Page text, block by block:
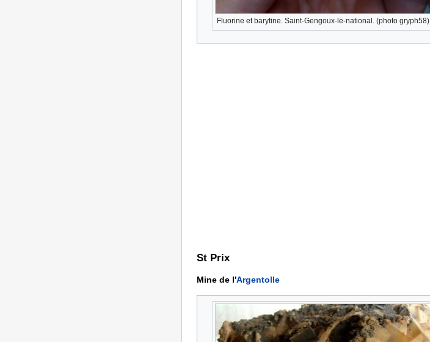
Fluorine et barytine. Saint-Gengoux-le-national. (photo gryph58)
St Prix
Mine de l'Argentolle